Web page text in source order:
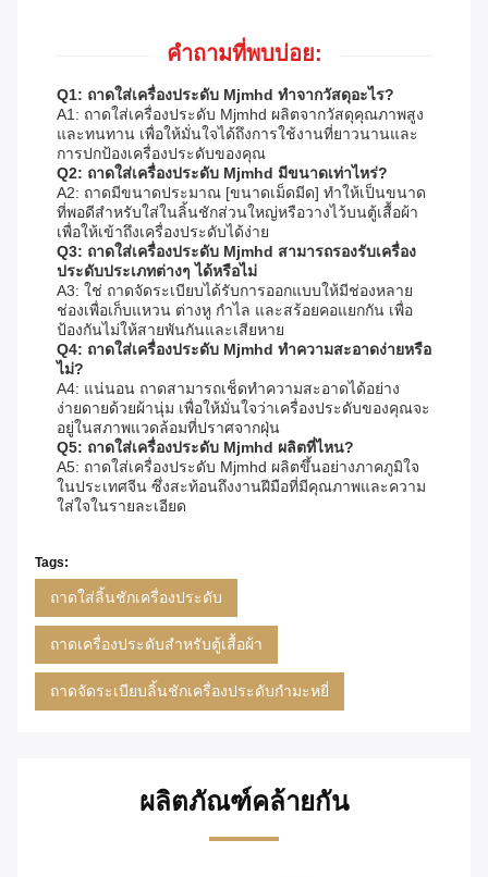
คำถามที่พบบ่อย:
Q1: ถาดใส่เครื่องประดับ Mjmhd ทำจากวัสดุอะไร?
A1: ถาดใส่เครื่องประดับ Mjmhd ผลิตจากวัสดุคุณภาพสูง
และทนทาน เพื่อให้มั่นใจได้ถึงการใช้งานที่ยาวนานและ
การปกป้องเครื่องประดับของคุณ
Q2: ถาดใส่เครื่องประดับ Mjmhd มีขนาดเท่าไหร่?
A2: ถาดมีขนาดประมาณ [ขนาดเม็ดมีด] ทำให้เป็นขนาด
ที่พอดีสำหรับใส่ในลิ้นชักส่วนใหญ่หรือวางไว้บนตู้เสื้อผ้า
เพื่อให้เข้าถึงเครื่องประดับได้ง่าย
Q3: ถาดใส่เครื่องประดับ Mjmhd สามารถรองรับเครื่อง
ประดับประเภทต่างๆ ได้หรือไม่
A3: ใช่ ถาดจัดระเบียบได้รับการออกแบบให้มีช่องหลาย
ช่องเพื่อเก็บแหวน ต่างหู กำไล และสร้อยคอแยกกัน เพื่อ
ป้องกันไม่ให้สายพันกันและเสียหาย
Q4: ถาดใส่เครื่องประดับ Mjmhd ทำความสะอาดง่ายหรือ
ไม่?
A4: แน่นอน ถาดสามารถเช็ดทำความสะอาดได้อย่าง
ง่ายดายด้วยผ้านุ่ม เพื่อให้มั่นใจว่าเครื่องประดับของคุณจะ
อยู่ในสภาพแวดล้อมที่ปราศจากฝุ่น
Q5: ถาดใส่เครื่องประดับ Mjmhd ผลิตที่ไหน?
A5: ถาดใส่เครื่องประดับ Mjmhd ผลิตขึ้นอย่างภาคภูมิใจ
ในประเทศจีน ซึ่งสะท้อนถึงงานฝีมือที่มีคุณภาพและความ
ใส่ใจในรายละเอียด
Tags:
ถาดใส่ลิ้นชักเครื่องประดับ
ถาดเครื่องประดับสำหรับตู้เสื้อผ้า
ถาดจัดระเบียบลิ้นชักเครื่องประดับกำมะหยี่
ผลิตภัณฑ์คล้ายกัน